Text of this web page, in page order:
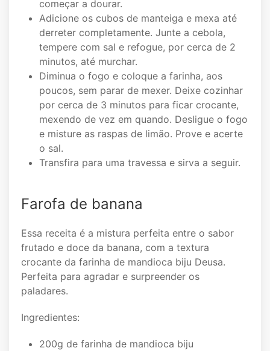
começar a dourar.
Adicione os cubos de manteiga e mexa até
derreter completamente. Junte a cebola,
tempere com sal e refogue, por cerca de 2
minutos, até murchar.
Diminua o fogo e coloque a farinha, aos
poucos, sem parar de mexer. Deixe cozinhar
por cerca de 3 minutos para ficar crocante,
mexendo de vez em quando. Desligue o fogo
e misture as raspas de limão. Prove e acerte
o sal.
Transfira para uma travessa e sirva a seguir.
Farofa de banana
Essa receita é a mistura perfeita entre o sabor
frutado e doce da banana, com a textura
crocante da farinha de mandioca biju Deusa.
Perfeita para agradar e surpreender os
paladares.
Ingredientes:
200g de farinha de mandioca biju